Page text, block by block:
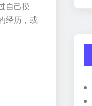
自己摸
经历，或